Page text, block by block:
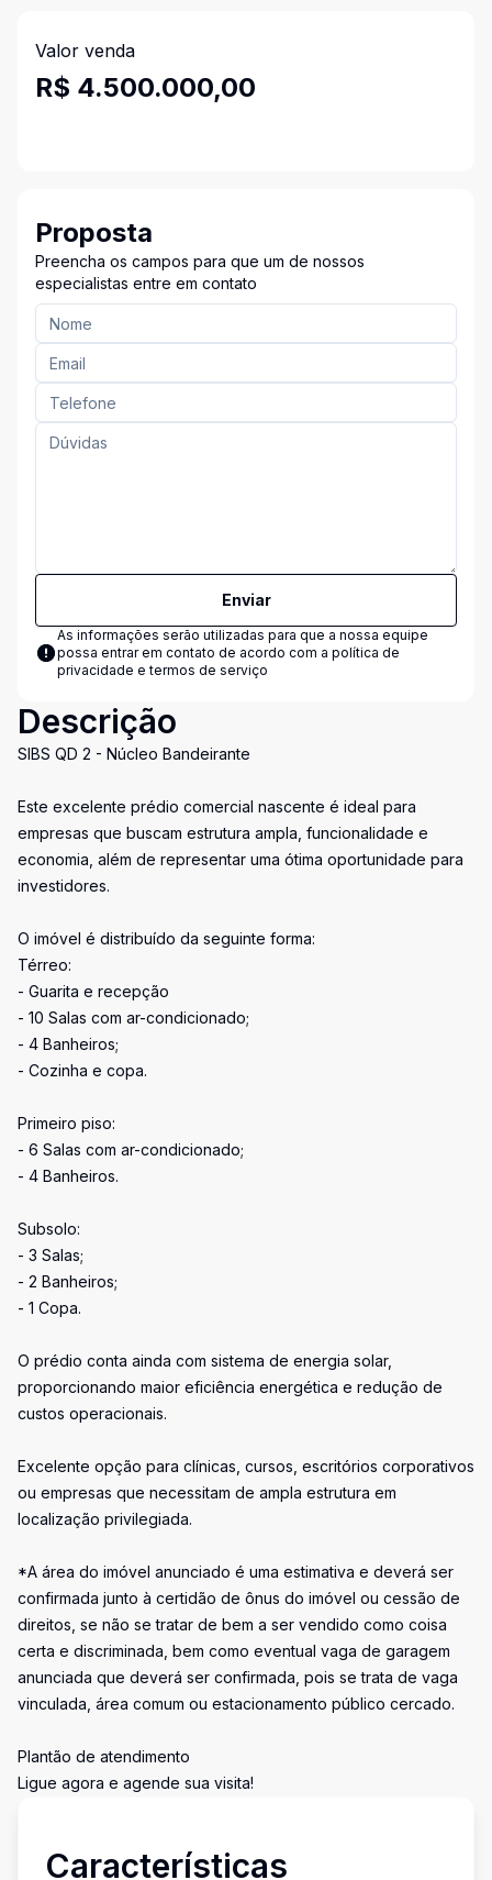
Valor venda
R$ 4.500.000,00
Proposta
Preencha os campos para que um de nossos
especialistas entre em contato
Enviar
As informações serão utilizadas para que a nossa equipe
possa entrar em contato de acordo com a política de
privacidade e termos de serviço
Descrição
SIBS QD 2 - Núcleo Bandeirante
Este excelente prédio comercial nascente é ideal para
empresas que buscam estrutura ampla, funcionalidade e
economia, além de representar uma ótima oportunidade para
investidores.
O imóvel é distribuído da seguinte forma:
Térreo:
- Guarita e recepção
- 10 Salas com ar-condicionado;
- 4 Banheiros;
- Cozinha e copa.
Primeiro piso:
- 6 Salas com ar-condicionado;
- 4 Banheiros.
Subsolo:
- 3 Salas;
- 2 Banheiros;
- 1 Copa.
O prédio conta ainda com sistema de energia solar,
proporcionando maior eficiência energética e redução de
custos operacionais.
Excelente opção para clínicas, cursos, escritórios corporativos
ou empresas que necessitam de ampla estrutura em
localização privilegiada.
*A área do imóvel anunciado é uma estimativa e deverá ser
confirmada junto à certidão de ônus do imóvel ou cessão de
direitos, se não se tratar de bem a ser vendido como coisa
certa e discriminada, bem como eventual vaga de garagem
anunciada que deverá ser confirmada, pois se trata de vaga
vinculada, área comum ou estacionamento público cercado.
Plantão de atendimento
Ligue agora e agende sua visita!
Características